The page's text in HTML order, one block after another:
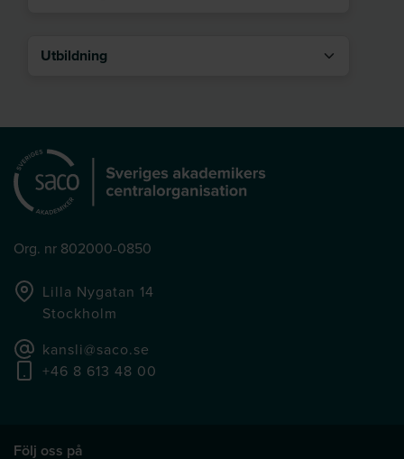
Org. nr 802000-0850
Lilla Nygatan 14
Stockholm
kansli@saco.se
+46 8 613 48 00
Följ oss på